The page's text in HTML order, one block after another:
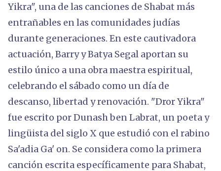
Yikra", una de las canciones de Shabat más
entrañables en las comunidades judías
durante generaciones. En este cautivadora
actuación, Barry y Batya Segal aportan su
estilo único a una obra maestra espiritual,
celebrando el sábado como un día de
descanso, libertad y renovación. "Dror Yikra"
fue escrito por Dunash ben Labrat, un poeta y
lingüista del siglo X que estudió con el rabino
Sa'adia Ga' on. Se considera como la primera
canción escrita específicamente para Shabat,